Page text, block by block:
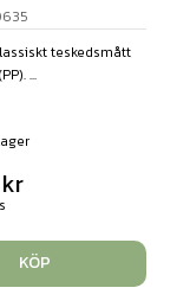
teskedsmått
...
kr
KÖP